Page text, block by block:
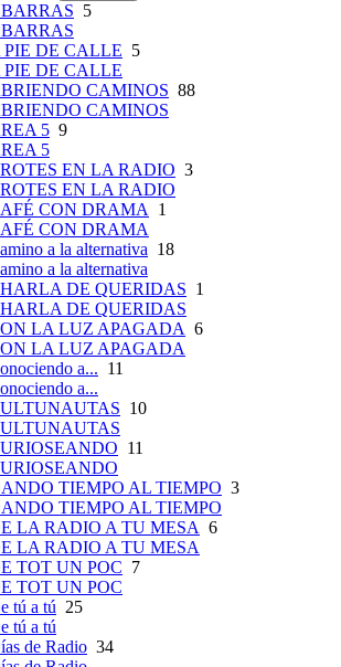
5
PIE DE CALLE 5
PIE DE CALLE
CAMINOS 88
CAMINOS
5 9
5
EN LA RADIO 3
EN LA RADIO
CON DRAMA 1
CON DRAMA
a la alternativa 18
a la alternativa
DE QUERIDAS 1
DE QUERIDAS
LA LUZ APAGADA 6
LA LUZ APAGADA
a... 11
a...
10
11
TIEMPO AL TIEMPO 3
TIEMPO AL TIEMPO
LA RADIO A TU MESA 6
LA RADIO A TU MESA
TOT UN POC 7
TOT UN POC
tú a tú 25
tú a tú
de Radio 34